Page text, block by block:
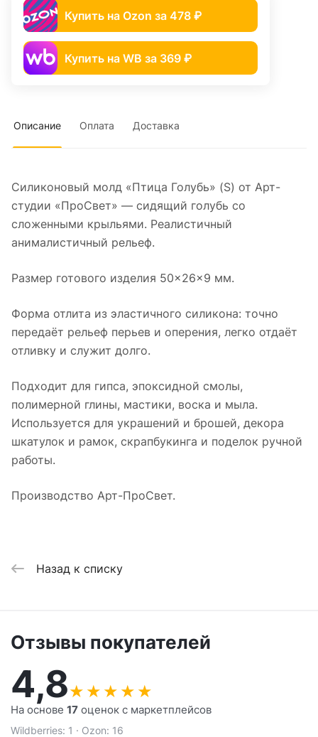
Купить на Ozon за 478 ₽
Купить на WB за 369 ₽
Описание Оплата Доставка
Силиконовый молд «Птица Голубь» (S) от Арт-
студии «ПроСвет» — сидящий голубь со
сложенными крыльями. Реалистичный
анималистичный рельеф.
Размер готового изделия 50×26×9 мм.
Форма отлита из эластичного силикона: точно
передаёт рельеф перьев и оперения, легко отдаёт
отливку и служит долго.
Подходит для гипса, эпоксидной смолы,
полимерной глины, мастики, воска и мыла.
Используется для украшений и брошей, декора
шкатулок и рамок, скрапбукинга и поделок ручной
работы.
Производство Арт-ПроСвет.
Назад к списку
Отзывы покупателей
4,8★ ★ ★ ★ ★
На основе 17 оценок с маркетплейсов
Wildberries: 1 · Ozon: 16